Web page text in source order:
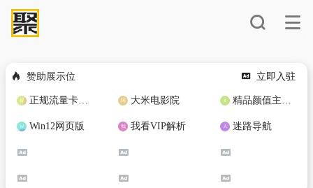
赞助展示位 立即入驻
正规流量卡免费加盟合作 大米电影院 精品颜值主播定制
Win12网页版 我看VIP解析 迷路导航